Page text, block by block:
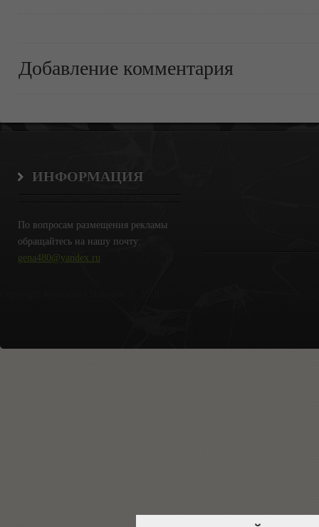
Добавление комментария
ИНФОРМАЦИЯ
По вопросам размещения рекламы
обращайтесь на нашу почту:
gena480@yandex.ru